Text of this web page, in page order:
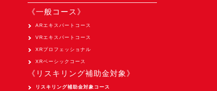
製造現場を革新する！『XR Worksupport Hub』開発中
《企業研修》
Unity研修
Apple Vision Pro アプリ開発研修
HoloLens 2 アプリ開発研修
《一般コース》
ARエキスパートコース
VRエキスパートコース
XRプロフェッショナル
XRベーシックコース
《リスキリング補助金対象》
リスキリング補助金対象コース